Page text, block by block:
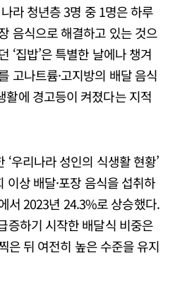
라 청년층 3명 중 1명은 하루
음식으로 해결하고 있는 것으
‘집밥’은 특별한 날에나 챙겨
고나트륨·고지방의 배달 음식
활에 경고등이 켜졌다는 지적
우리나라 성인의 식생활 현황’
이상 배달·포장 음식을 섭취하
서 2023년 24.3%로 상승했다.
증하기 시작한 배달식 비중은
은 뒤 여전히 높은 수준을 유지